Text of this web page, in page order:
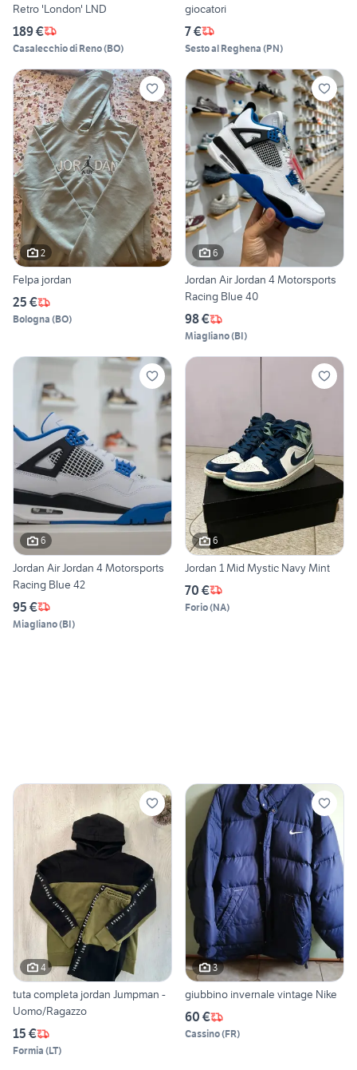
Retro 'London' LND
189 €
Casalecchio di Reno(BO)
giocatori
7 €
Sesto al Reghena (PN)
2
Felpa jordan
25 €
Bologna (BO)
6
Jordan Air Jordan 4 Motorsports
Racing Blue 40
98 €
Miagliano(BI)
6
Jordan Air Jordan 4 Motorsports
Racing Blue 42
95 €
Miagliano(BI)
6
Jordan 1 Mid Mystic Navy Mint
70 €
Forio(NA)
4
tuta completa jordan Jumpman -
Uomo/Ragazzo
15 €
Formia (LT)
3
giubbino invernale vintage Nike
60 €
Cassino(FR)